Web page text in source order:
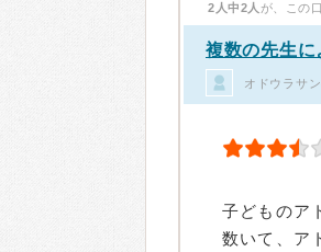
2人中2人 が、この
複数の先生に
オドウラサ
子どものア
数いて、ア